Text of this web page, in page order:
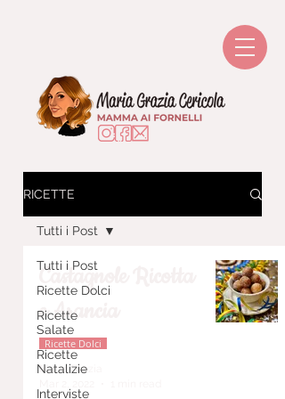
RICETTE
Tutti i Post
Ricette Dolci
Ricette
Salate
Ricette
Natalizie
Interviste
Tutti i Post
Castagnole Ricotta
e Arancia
Ricette Dolci
Maria Grazia